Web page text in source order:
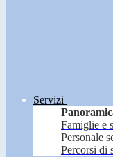
Servizi
Famiglie e
Personale
Percorsi di